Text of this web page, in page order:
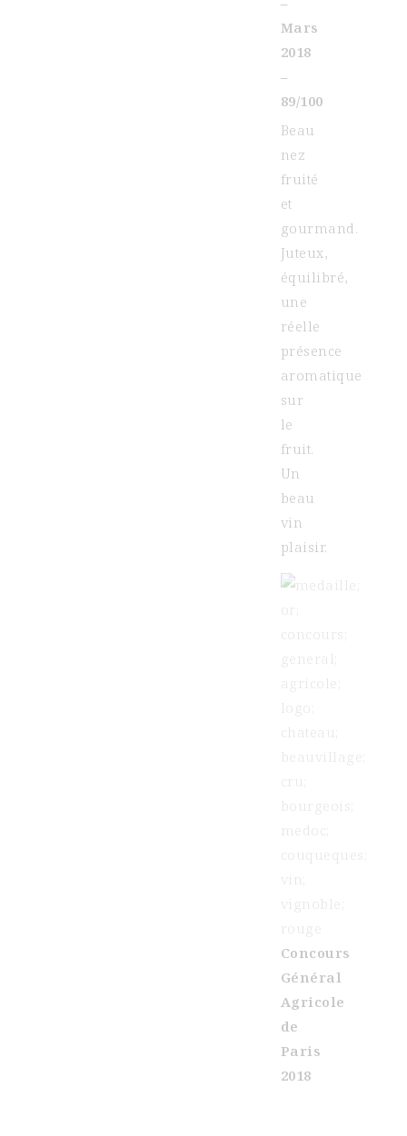
Mars
2018
–
89/100
Beau
nez
fruité
et
gourmand.
Juteux,
équilibré,
une
réelle
présence
aromatique
sur
le
fruit.
Un
beau
vin
plaisir.
Concours
Général
Agricole
de
Paris
2018